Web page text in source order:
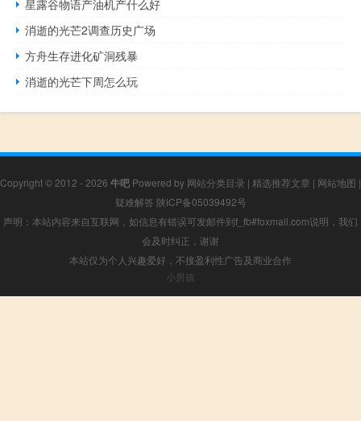
星露谷物语产油机产什么好
消逝的光芒2调查历史广场
方舟生存进化矿洞残暴
消逝的光芒下周怎么玩
Copyright © 2012 - 2026 牛吧 Powered by 网站分类目录 | 精选推荐文章 | 网站地图 |
疑难解答 陕ICP备05039492号
声明：本站内容来自互联网，如信息有错误可发邮件到f_fb#foxmail.com说明，我们
会及时纠正，谢谢
本站仅为个人兴趣爱好，不接盈利性广告及商业合作
小男孩